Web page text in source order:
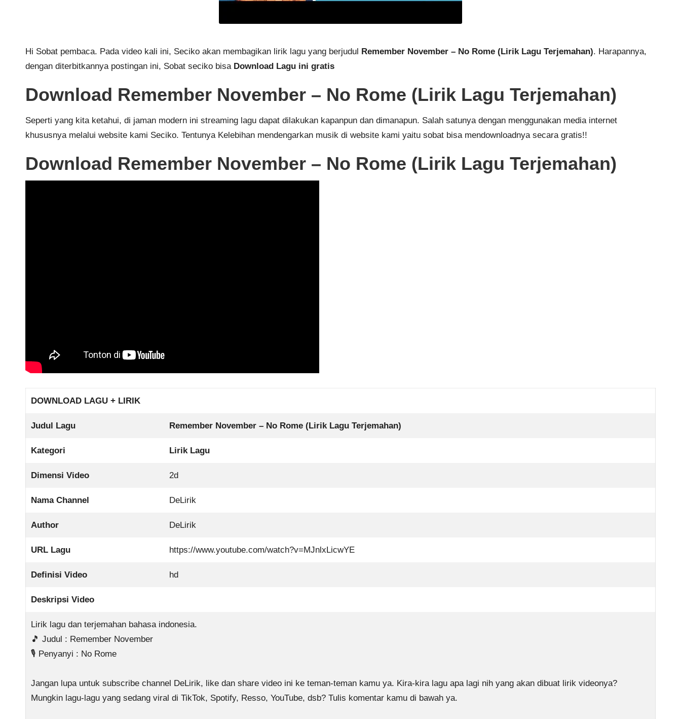
Hi Sobat pembaca. Pada video kali ini, Seciko akan membagikan lirik lagu yang berjudul Remember November – No Rome (Lirik Lagu Terjemahan). Harapannya,
dengan diterbitkannya postingan ini, Sobat seciko bisa Download Lagu ini gratis
Download Remember November – No Rome (Lirik Lagu Terjemahan)
Seperti yang kita ketahui, di jaman modern ini streaming lagu dapat dilakukan kapanpun dan dimanapun. Salah satunya dengan menggunakan media internet
khususnya melalui website kami Seciko. Tentunya Kelebihan mendengarkan musik di website kami yaitu sobat bisa mendownloadnya secara gratis!!
Download Remember November – No Rome (Lirik Lagu Terjemahan)
DOWNLOAD LAGU + LIRIK
Judul Lagu Remember November – No Rome (Lirik Lagu Terjemahan)
Kategori Lirik Lagu
Dimensi Video 2d
Nama Channel DeLirik
Author DeLirik
URL Lagu https://www.youtube.com/watch?v=MJnlxLicwYE
Definisi Video hd
Deskripsi Video
Lirik lagu dan terjemahan bahasa indonesia.
🎵 Judul : Remember November
🎙️ Penyanyi : No Rome
Jangan lupa untuk subscribe channel DeLirik, like dan share video ini ke teman-teman kamu ya. Kira-kira lagu apa lagi nih yang akan dibuat lirik videonya?
Mungkin lagu-lagu yang sedang viral di TikTok, Spotify, Resso, YouTube, dsb? Tulis komentar kamu di bawah ya.